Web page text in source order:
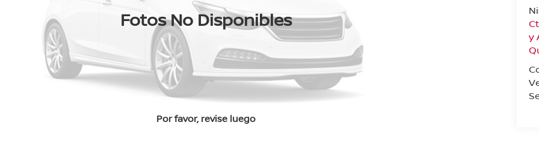
Fotos No Disponibles
Por favor, revise luego
y